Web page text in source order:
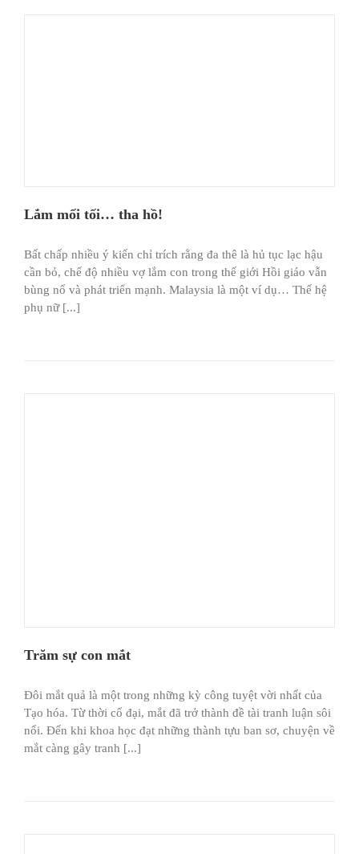
Lắm mối tối… tha hồ!
Bất chấp nhiều ý kiến chỉ trích rằng đa thê là hủ tục lạc hậu
cần bỏ, chế độ nhiều vợ lắm con trong thế giới Hồi giáo vẫn
bùng nổ và phát triển mạnh. Malaysia là một ví dụ… Thế hệ
phụ nữ [...]
Trăm sự con mắt
Đôi mắt quả là một trong những kỳ công tuyệt vời nhất của
Tạo hóa. Từ thời cổ đại, mắt đã trở thành đề tài tranh luận sôi
nổi. Đến khi khoa học đạt những thành tựu ban sơ, chuyện về
mắt càng gây tranh [...]